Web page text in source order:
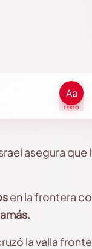
TEXTO
asegura
en la frontera
la valla